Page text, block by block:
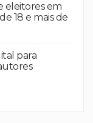
eleitores em
18 e mais de
para